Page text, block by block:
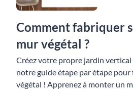
Comment fabriquer
mur végétal ?
Créez votre propre jardin vertical
notre guide étape par étape
végétal ! Apprenez à monter un